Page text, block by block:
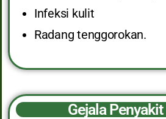
Infeksi kulit
Radang tenggorokan.
Gejala